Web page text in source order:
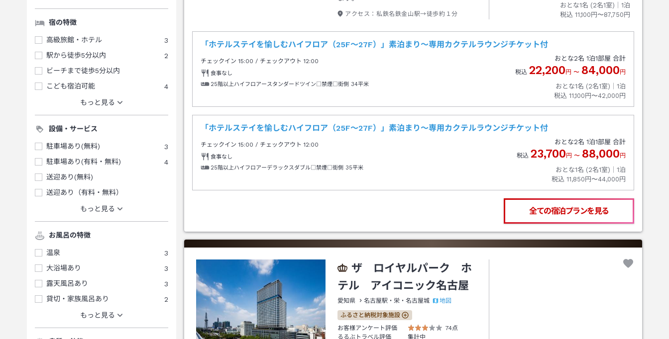
宿の特徴
高級旅館・ホテル
3
駅から徒歩5分以内
2
ビーチまで徒歩5分以内
こども宿泊可能
4
もっと見る
設備・サービス
駐車場あり(無料)
3
駐車場あり(有料・無料)
4
送迎あり(無料)
送迎あり（有料・無料）
もっと見る
お風呂の特徴
温泉
3
大浴場あり
3
露天風呂あり
3
貸切・家族風呂あり
2
もっと見る
アクセス： 私鉄名鉄金山駅→徒歩約１分
おとな1名 (2名1室)｜ 1泊
税込 11,100円〜87,750円
「ホテルステイを愉しむハイフロア（25F～27F）」素泊まり～専用カクテルラウンジチケット付
チェックイン15:00 / チェックアウト 12:00
食事なし
25階以上ハイフロアースタンダードツイン□禁煙□街側 34平米
おとな2名 1泊1部屋 合計
税込 22,200 円 〜 84,000 円
おとな1名 (2名1室)｜ 1泊
税込 11,100円〜42,000円
「ホテルステイを愉しむハイフロア（25F～27F）」素泊まり～専用カクテルラウンジチケット付
チェックイン15:00 / チェックアウト 12:00
食事なし
25階以上ハイフロアーデラックスダブル□禁煙□街側 35平米
おとな2名 1泊1部屋 合計
税込 23,700 円 〜 88,000 円
おとな1名 (2名1室)｜ 1泊
税込 11,850円〜44,000円
全ての宿泊プランを見る
ザ ロイヤルパーク ホ
テル アイコニック名古屋
愛知県 名古屋駅・栄・名古屋城 地図
ふるさと納税対象施設
お客様アンケート評価
74点
るるぶトラベル評価
集計中